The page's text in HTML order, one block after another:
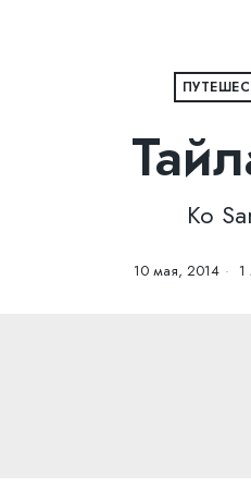
Ko
10 мая, 2014 1